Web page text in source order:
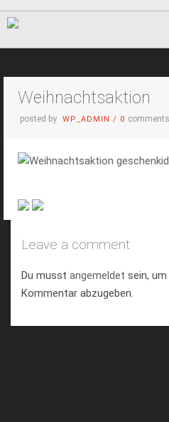
Weihnachtsaktion
posted by WP_ADMIN / 0 comments
Leave a comment
Du musstangemeldet sein, um
Kommentar abzugeben.